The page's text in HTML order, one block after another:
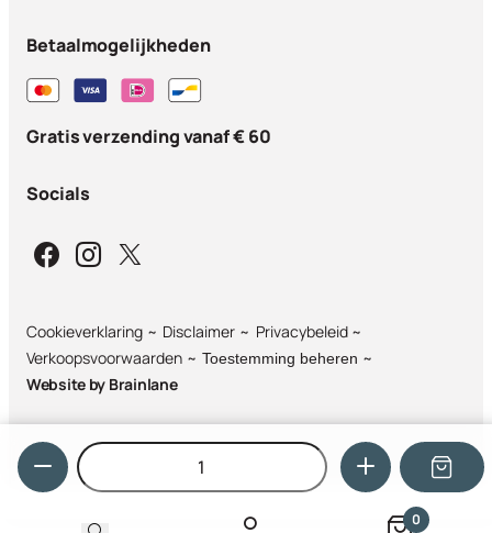
0
Hoeveelheid
Betaalmogelijkheden
Gratis verzending vanaf € 60
Socials
Cookieverklaring Disclaimer
Privacybeleid
Verkoopsvoorwaarden
Toestemming beheren
Website by Brainlane